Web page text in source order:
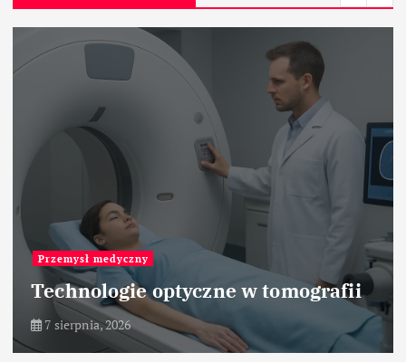
Przemysł medyczny
Technologie optyczne w tomografii
7 sierpnia, 2026